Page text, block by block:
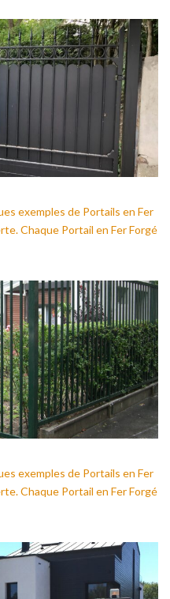
exemples de Portails en Fer
Chaque Portail en Fer Forgé
exemples de Portails en Fer
Chaque Portail en Fer Forgé